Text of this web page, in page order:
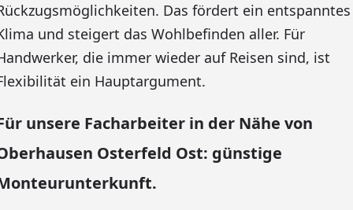
Das fördert ein entspanntes
und steigert das Wohlbefinden aller. Für
die immer wieder auf Reisen sind, ist
ein Hauptargument.
unsere Facharbeiter in der Nähe von
Osterfeld Ost: günstige